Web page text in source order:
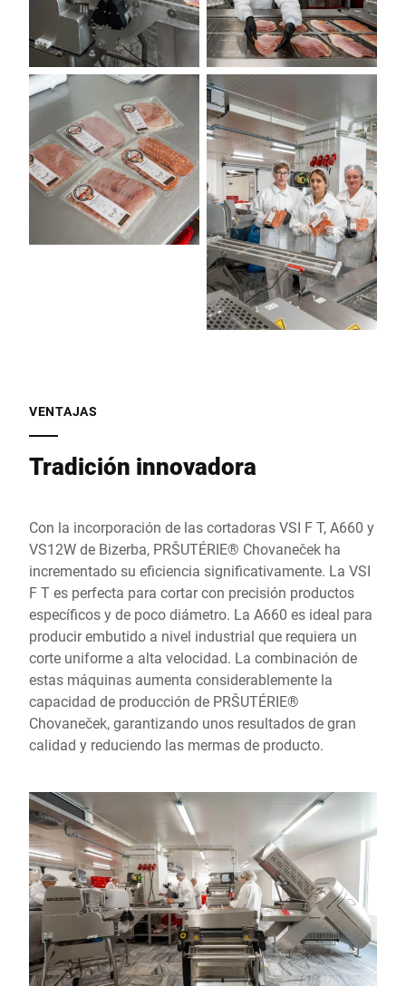
VENTAJAS
Tradición innovadora
Con la incorporación de las cortadoras VSI F T, A660 y
VS12W de Bizerba, PRŠUTÉRIE® Chovaneček ha
incrementado su eficiencia significativamente. La VSI
F T es perfecta para cortar con precisión productos
específicos y de poco diámetro. La A660 es ideal para
producir embutido a nivel industrial que requiera un
corte uniforme a alta velocidad. La combinación de
estas máquinas aumenta considerablemente la
capacidad de producción de PRŠUTÉRIE®
Chovaneček, garantizando unos resultados de gran
calidad y reduciendo las mermas de producto.